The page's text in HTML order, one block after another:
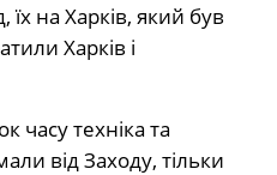
на Харків, який був
Харків і
часу техніка та
від Заходу, тільки